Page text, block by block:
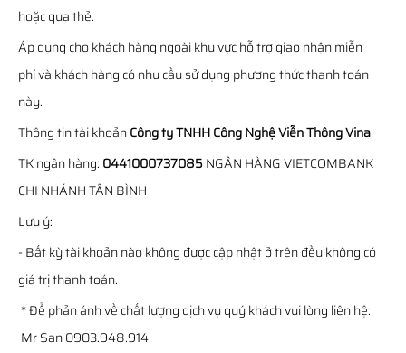
hoặc qua thẻ.
Áp dụng cho khách hàng ngoài khu vực hỗ trợ giao nhận miễn
phí và khách hàng có nhu cầu sử dụng phương thức thanh toán
này.
Thông tin tài khoảnCông ty TNHH Công Nghệ Viễn Thông Vina
TK ngân hàng: 0441000737085NGÂN HÀNG VIETCOMBANK
CHI NHÁNH TÂN BÌNH
Lưu ý:
- Bất kỳ tài khoản nào không được cập nhật ở trên đều không có
giá trị thanh toán.
* Để phản ánh về chất lượng dịch vụ quý khách vui lòng liên hệ:
Mr San 0903.948.914